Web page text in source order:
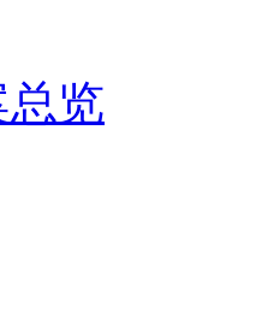
览